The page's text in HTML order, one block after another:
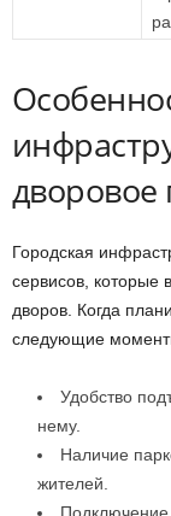
дворовое
Городская
сервисов, которые
дворов. Когда
следующие
Удобство
нему.
Наличие
жителей.